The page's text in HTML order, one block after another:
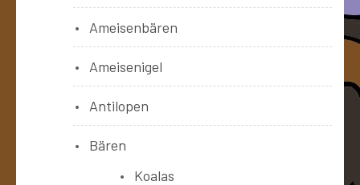
Ameisenbären
Ameisenigel
Antilopen
Bären
Koalas